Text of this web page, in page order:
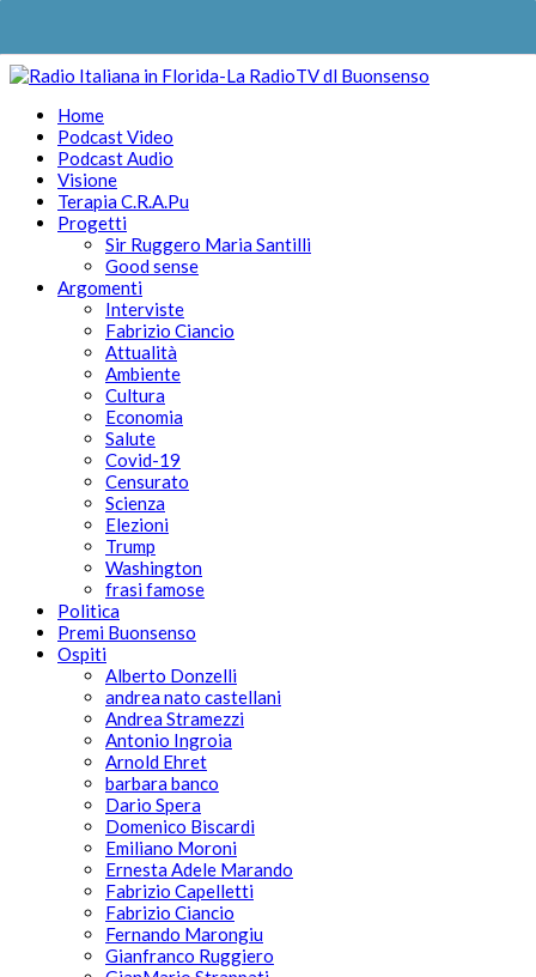
Home
Podcast Video
Podcast Audio
Visione
Terapia C.R.A.Pu
Progetti
Sir Ruggero Maria Santilli
Good sense
Argomenti
Interviste
Fabrizio Ciancio
Attualità
Ambiente
Cultura
Economia
Salute
Covid-19
Censurato
Scienza
Elezioni
Trump
Washington
frasi famose
Politica
Premi Buonsenso
Ospiti
Alberto Donzelli
andrea nato castellani
Andrea Stramezzi
Antonio Ingroia
Arnold Ehret
barbara banco
Dario Spera
Domenico Biscardi
Emiliano Moroni
Ernesta Adele Marando
Fabrizio Capelletti
Fabrizio Ciancio
Fernando Marongiu
Gianfranco Ruggiero